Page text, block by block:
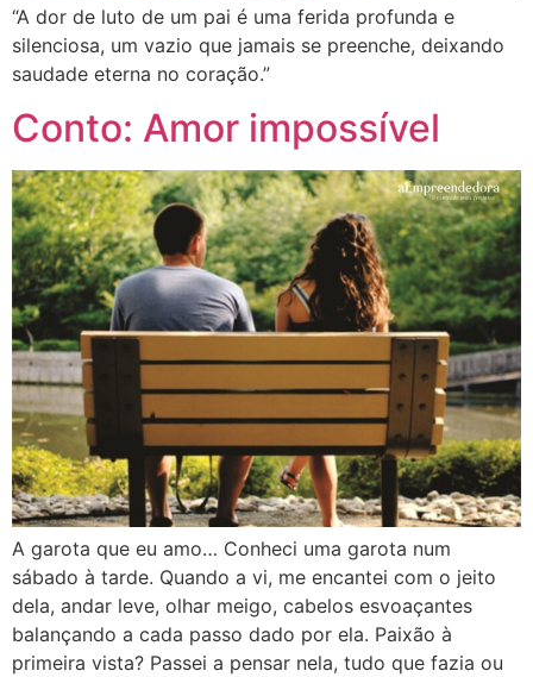
“A dor de luto de um pai é uma ferida profunda e
silenciosa, um vazio que jamais se preenche, deixando
saudade eterna no coração.”
Conto: Amor impossível
A garota que eu amo… Conheci uma garota num
sábado à tarde. Quando a vi, me encantei com o jeito
dela, andar leve, olhar meigo, cabelos esvoaçantes
balançando a cada passo dado por ela. Paixão à
primeira vista? Passei a pensar nela, tudo que fazia ou